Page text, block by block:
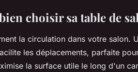
choisir sa table de
la circulation dans votre salon.
les déplacements, parfaite
la surface utile le long d'un